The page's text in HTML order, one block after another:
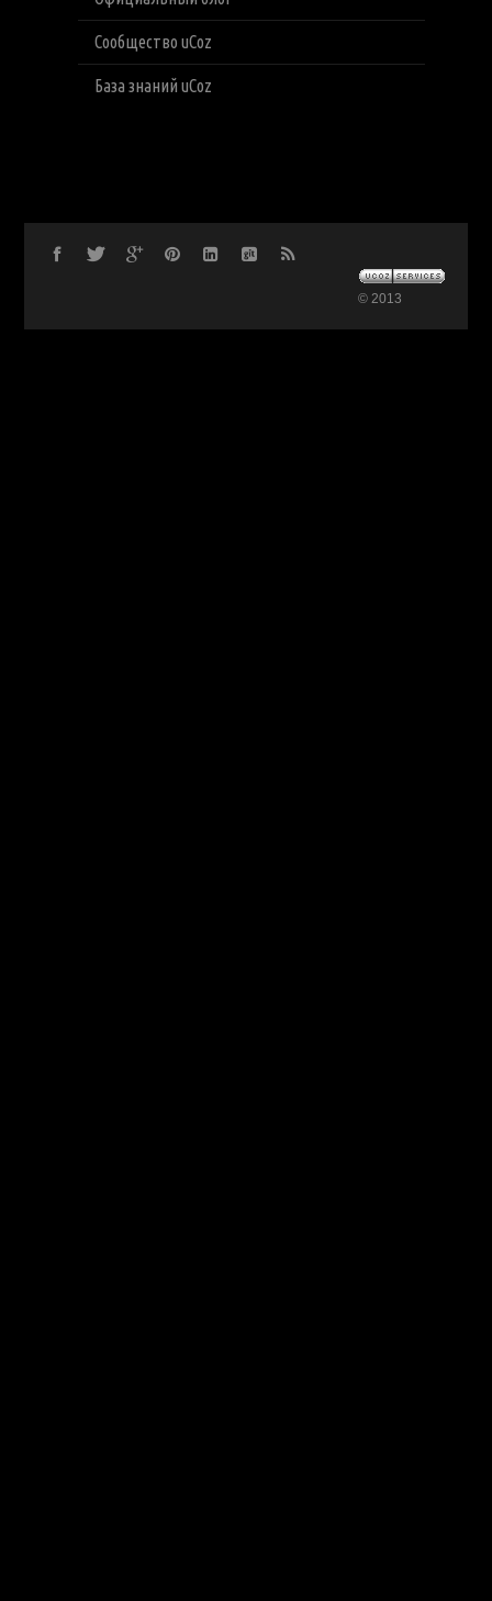
Сообщество uCoz
База знаний uCoz
© 2013